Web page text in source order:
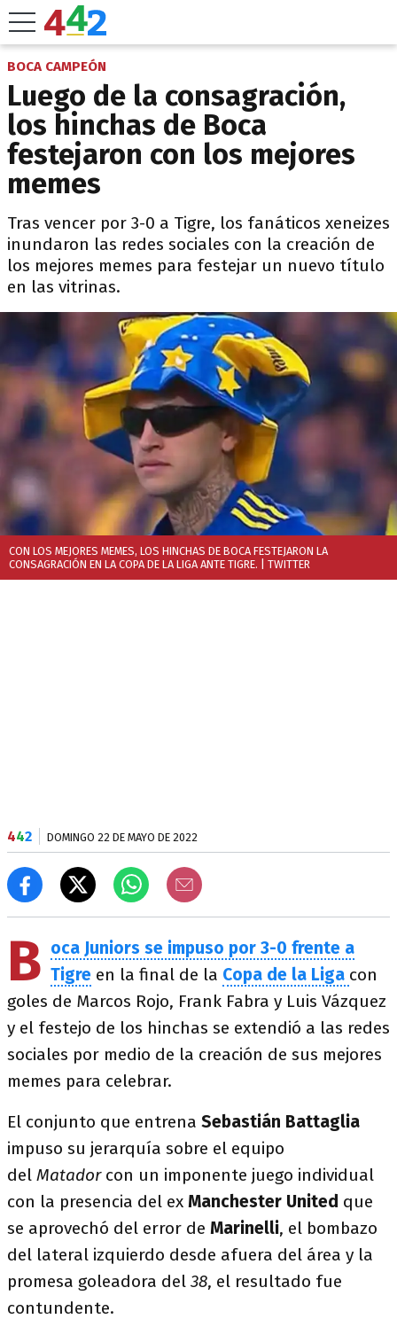
BOCA CAMPEÓN
Luego de la consagración,
los hinchas de Boca
festejaron con los mejores
memes
Tras vencer por 3-0 a Tigre, los fanáticos xeneizes
inundaron las redes sociales con la creación de
los mejores memes para festejar un nuevo título
en las vitrinas.
CON LOS MEJORES MEMES, LOS HINCHAS DE BOCA FESTEJARON LA
CONSAGRACIÓN EN LA COPA DE LA LIGA ANTE TIGRE. | TWITTER
442 DOMINGO 22 DE MAYO DE 2022
B oca Juniors se impuso por 3-0 frente a
Tigre en la final de la Copa de la Liga con
goles de Marcos Rojo, Frank Fabra y Luis Vázquez
y el festejo de los hinchas se extendió a las redes
sociales por medio de la creación de sus mejores
memes para celebrar.
El conjunto que entrena Sebastián Battaglia
impuso su jerarquía sobre el equipo
del Matadorcon un imponente juego individual
con la presencia del ex Manchester United que
se aprovechó del error de Marinelli, el bombazo
del lateral izquierdo desde afuera del área y la
promesa goleadora del 38, el resultado fue
contundente.